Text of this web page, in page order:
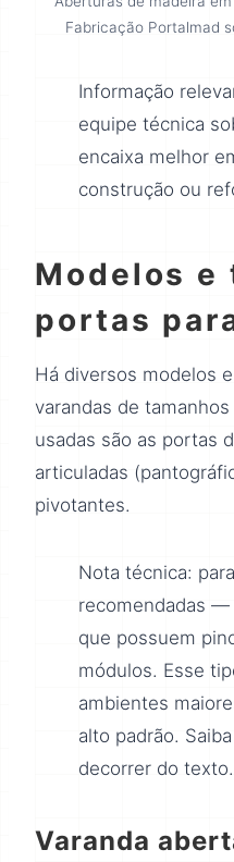
Fabricação Portalmad
Informação
equipe técnica
encaixa melhor
construção ou
Modelos e
portas
Há diversos modelos
varandas de
usadas são as portas
articuladas
pivotantes.
Nota técnica:
recomendadas
que possuem
módulos. Esse
ambientes
alto padrão.
decorrer do texto.
Varanda